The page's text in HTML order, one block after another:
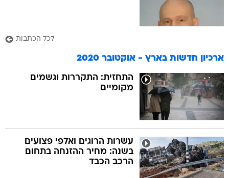
לכל הכתבות
ארכיון חדשות בארץ - אוקטובר 2020
התחזית: התקררות וגשמים
מקומיים
עשרות הרוגים ואלפי פצועים
בשנה: מחיר ההזנחה בתחום
הרכב הכבד